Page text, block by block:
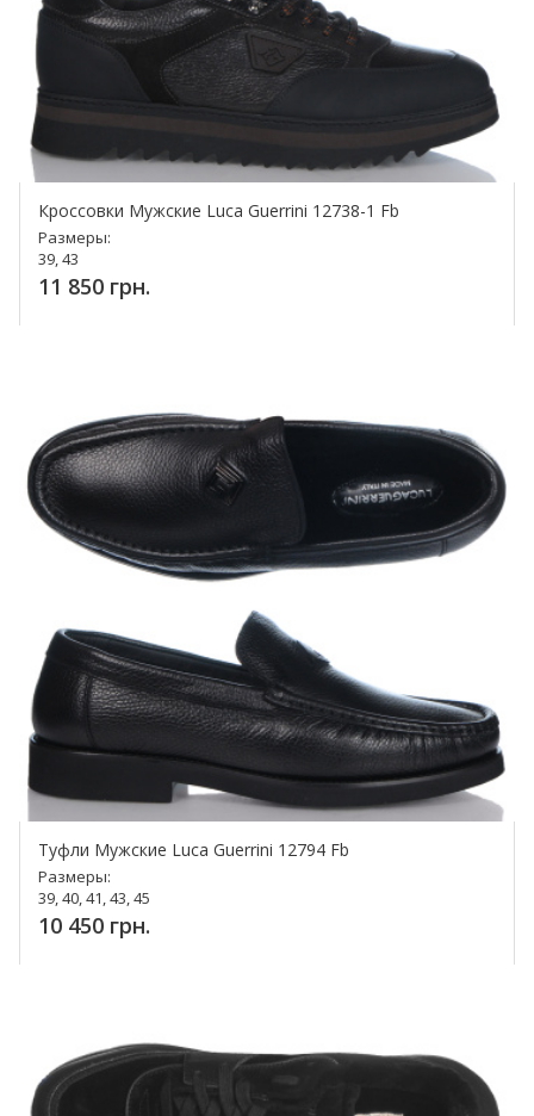
Кроссовки Мужские Luca Guerrini 12738-1 Fb
Размеры:
39, 43
11 850 грн.
Туфли Мужские Luca Guerrini 12794 Fb
Размеры:
39, 40, 41, 43, 45
10 450 грн.